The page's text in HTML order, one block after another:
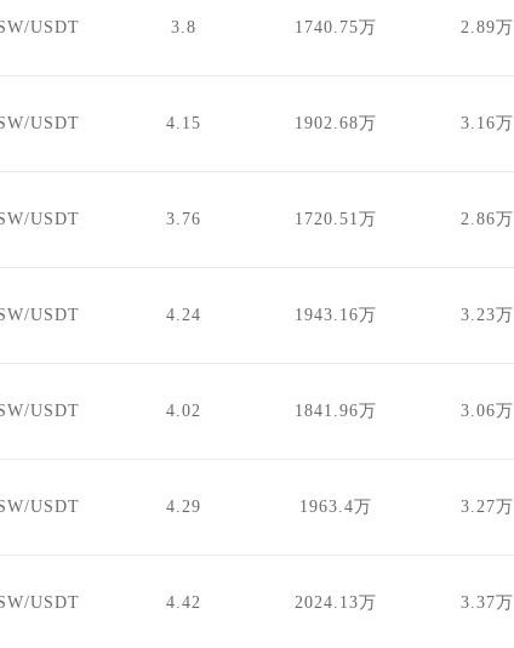
USDT 3.8 1740.75万 2.89万
USDT 4.15 1902.68万 3.16万
USDT 3.76 1720.51万 2.86万
USDT 4.24 1943.16万 3.23万
USDT 4.02 1841.96万 3.06万
USDT 4.29 1963.4万 3.27万
USDT 4.42 2024.13万 3.37万